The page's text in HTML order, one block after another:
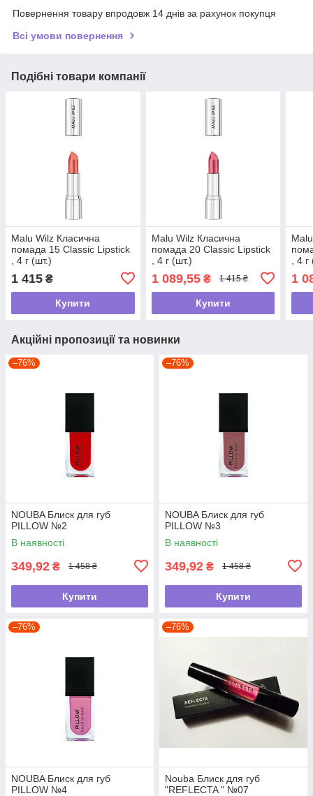
Повернення товару впродовж 14 днів за рахунок покупця
Всі умови повернення
Подібні товари компанії
Malu Wilz Класична
помада 15 Classic Lipstick
, 4 г (шт.)
1 415 ₴
Купити
Malu Wilz Класична
помада 20 Classic Lipstick
, 4 г (шт.)
1 089,55₴ 1 415 ₴
Купити
, 4
1
Акційні пропозиції та новинки
–76%
NOUBA Блиск для губ
PILLOW №2
В наявності
349,92 ₴ 1 458 ₴
Купити
–76%
NOUBA Блиск для губ
PILLOW №3
В наявності
349,92 ₴ 1 458 ₴
Купити
–76%
NOUBA Блиск для губ
PILLOW №4
–76%
Nouba Блиск для губ
"REFLECTA " №07